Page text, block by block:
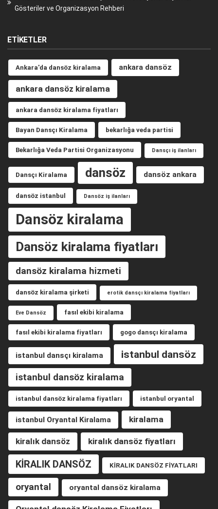
Gösteriler ve Organizasyon Rehberi
ETIKETLER
Ankara'da dansöz kiralama ankara dansöz
ankara dansöz kiralama
ankara dansöz kiralama fiyatları
Bayan Dansçı Kiralama bekarlığa veda partisi
Bekarlığa Veda Partisi Organizasyonu Dansçı iş ilanları
Dansçı Kiralama dansöz dansöz ankara
dansöz istanbul Dansöz iş ilanları
Dansöz kiralama
Dansöz kiralama fiyatları
dansöz kiralama hizmeti
dansöz kiralama şirketi erotik dansçı kiralama fiyatları
Eve Dansöz fasıl ekibi kiralama
fasıl ekibi kiralama fiyatları gogo dansçı kiralama
istanbul dansçı kiralama istanbul dansöz
istanbul dansöz kiralama
istanbul dansöz kiralama fiyatları istanbul oryantal
istanbul Oryantal Kiralama kiralama
kiralık dansöz kiralık dansöz fiyatları
KİRALIK DANSÖZ KİRALIK DANSÖZ FİYATLARI
oryantal oryantal dansöz kiralama